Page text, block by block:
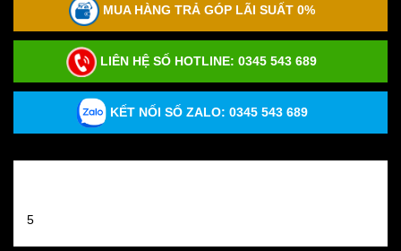
MUA HÀNG TRẢ GÓP LÃI SUẤT 0%
LIÊN HỆ SỐ HOTLINE: 0345 543 689
KẾT NỐI SỐ ZALO: 0345 543 689
5